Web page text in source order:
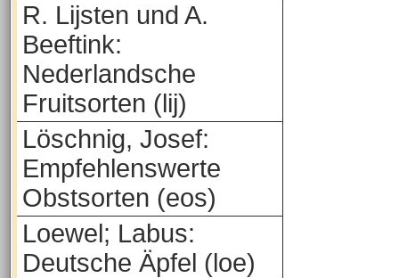
R. Lijsten und A.
Beeftink:
Nederlandsche
Fruitsorten (lij)
Löschnig, Josef:
Empfehlenswerte
Obstsorten (eos)
Loewel; Labus:
Deutsche Äpfel (loe)